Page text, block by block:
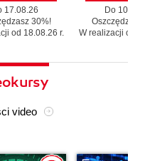
17.08.26
30%!
od 18.08.26 r.
Do
Oszczędzasz
W realizacji od
video